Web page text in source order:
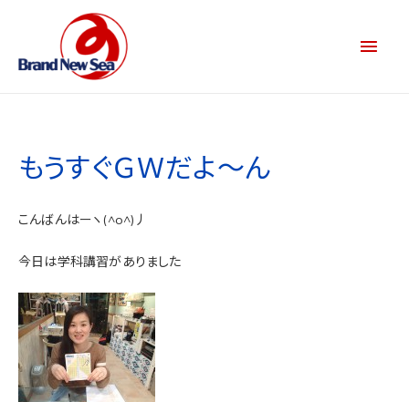
もうすぐＧＷだよ～ん
こんばんはーヽ(^o^)丿
今日は学科講習がありました